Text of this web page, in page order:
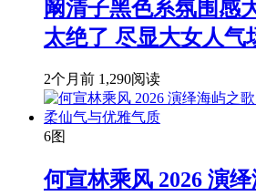
阚清子黑色系氛围感
太绝了 尽显大女人气
2个月前 1,290阅读
6图
何宣林乘风 2026 演